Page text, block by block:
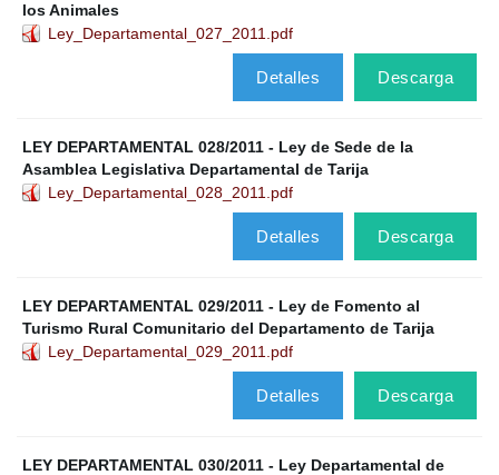
los Animales
Ley_Departamental_027_2011.pdf
Descarga
Detalles
LEY DEPARTAMENTAL 028/2011 - Ley de Sede de la
Asamblea Legislativa Departamental de Tarija
Ley_Departamental_028_2011.pdf
Descarga
Detalles
LEY DEPARTAMENTAL 029/2011 - Ley de Fomento al
Turismo Rural Comunitario del Departamento de Tarija
Ley_Departamental_029_2011.pdf
Descarga
Detalles
LEY DEPARTAMENTAL 030/2011 - Ley Departamental de